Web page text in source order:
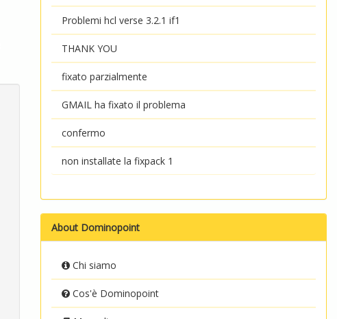
Problemi hcl verse 3.2.1 if1
THANK YOU
fixato parzialmente
GMAIL ha fixato il problema
confermo
non installate la fixpack 1
About Dominopoint
Chi siamo
Cos'è Dominopoint